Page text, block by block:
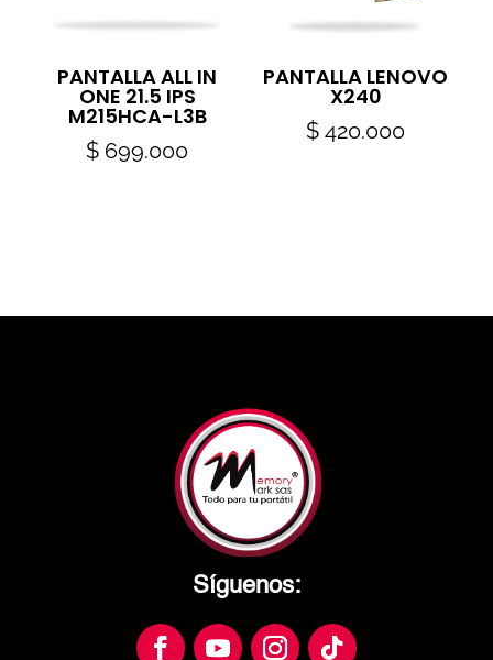
PANTALLA ALL IN
ONE 21.5 IPS
M215HCA-L3B
$ 699.000
PANTALLA LENOVO
X240
$ 420.000
Síguenos: